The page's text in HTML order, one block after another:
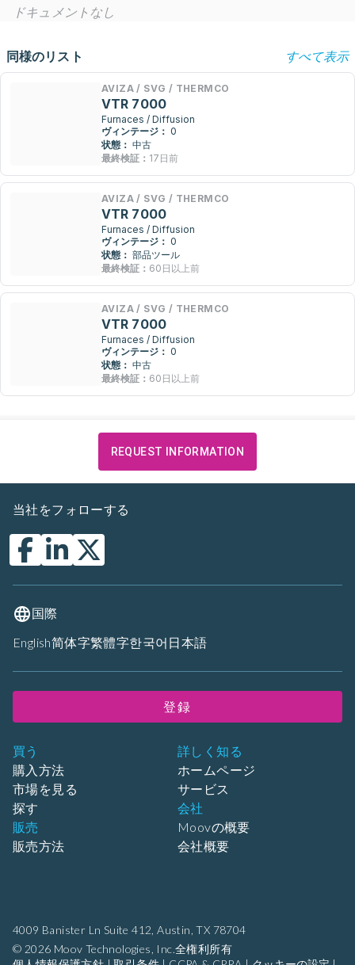
ドキュメントなし
同様のリスト すべて表示
AVIZA / SVG / THERMCO
VTR 7000
Furnaces / Diffusion
ヴィンテージ： 0
状態： 中古
最終検証： 17日前
AVIZA / SVG / THERMCO
VTR 7000
Furnaces / Diffusion
ヴィンテージ： 0
状態： 部品ツール
最終検証： 60日以上前
AVIZA / SVG / THERMCO
VTR 7000
Furnaces / Diffusion
ヴィンテージ： 0
状態： 中古
最終検証： 60日以上前
REQUEST INFORMATION
4009 Banister Ln Suite 412, Austin, TX 78704
© 2026 Moov Technologies, Inc.全権利所有
買う
購入方法
市場を見る
探す
販売
販売方法
詳しく知る
ホームページ
サービス
会社
Moovの概要
会社概要
当社をフォローする
国際
English简体字繁體字한국어 日本語
登録